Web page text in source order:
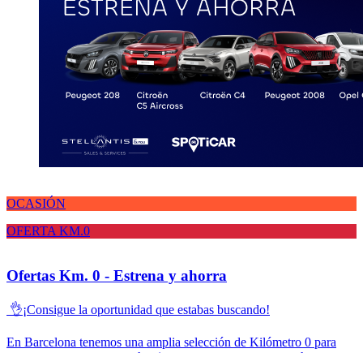
OCASIÓN
OFERTA KM.0
Ofertas Km. 0 - Estrena y ahorra
👌¡Consigue la oportunidad que estabas buscando!
En Barcelona tenemos una amplia selección de Kilómetro 0 para